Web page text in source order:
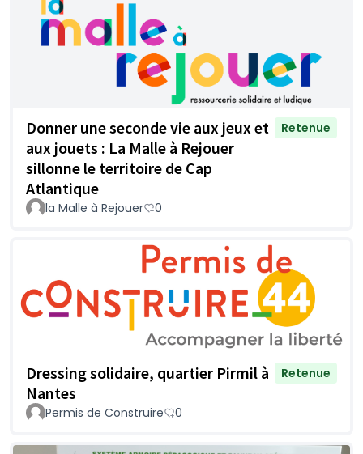
Donner une seconde vie aux jeux et
aux jouets : La Malle à Rejouer
sillonne le territoire de Cap
Atlantique
Retenue
la Malle à Rejouer 0
Dressing solidaire, quartier Pirmil à
Nantes
Retenue
Permis de Construire 0